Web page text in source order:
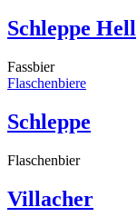
Schleppe Hell
Fassbier
Flaschenbiere
Schleppe
Flaschenbier
Villacher